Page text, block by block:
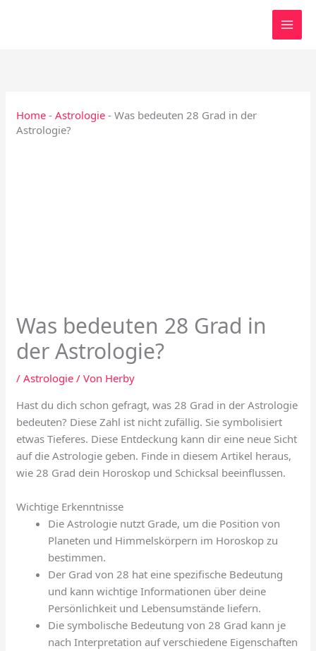
Home -Astrologie -Was bedeuten 28 Grad in der
Astrologie?
Was bedeuten 28 Grad in
der Astrologie?
/Astrologie / Von Herby
Hast du dich schon gefragt, was 28 Grad in der Astrologie
bedeuten? Diese Zahl ist nicht zufällig. Sie symbolisiert
etwas Tieferes. Diese Entdeckung kann dir eine neue Sicht
auf die Astrologie geben. Finde in diesem Artikel heraus,
wie 28 Grad dein Horoskop und Schicksal beeinflussen.
Wichtige Erkenntnisse
Die Astrologie nutzt Grade, um die Position von
Planeten und Himmelskörpern im Horoskop zu
bestimmen.
Der Grad von 28 hat eine spezifische Bedeutung
und kann wichtige Informationen über deine
Persönlichkeit und Lebensumstände liefern.
Die symbolische Bedeutung von 28 Grad kann je
nach Interpretation auf verschiedene Eigenschaften